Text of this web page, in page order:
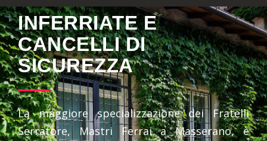
INFERRIATE E
CANCELLI DI
SICUREZZA
La maggiore specializzazione dei Fratelli
Serratore, Mastri Ferrai a Masserano, è